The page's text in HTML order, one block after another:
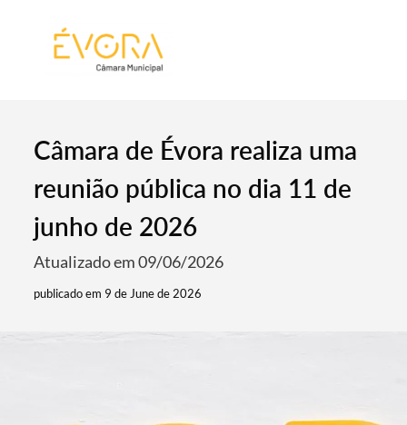
Câmara de Évora realiza uma
reunião pública no dia 11 de
junho de 2026
Atualizado em 09/06/2026
publicado em 9 de June de 2026